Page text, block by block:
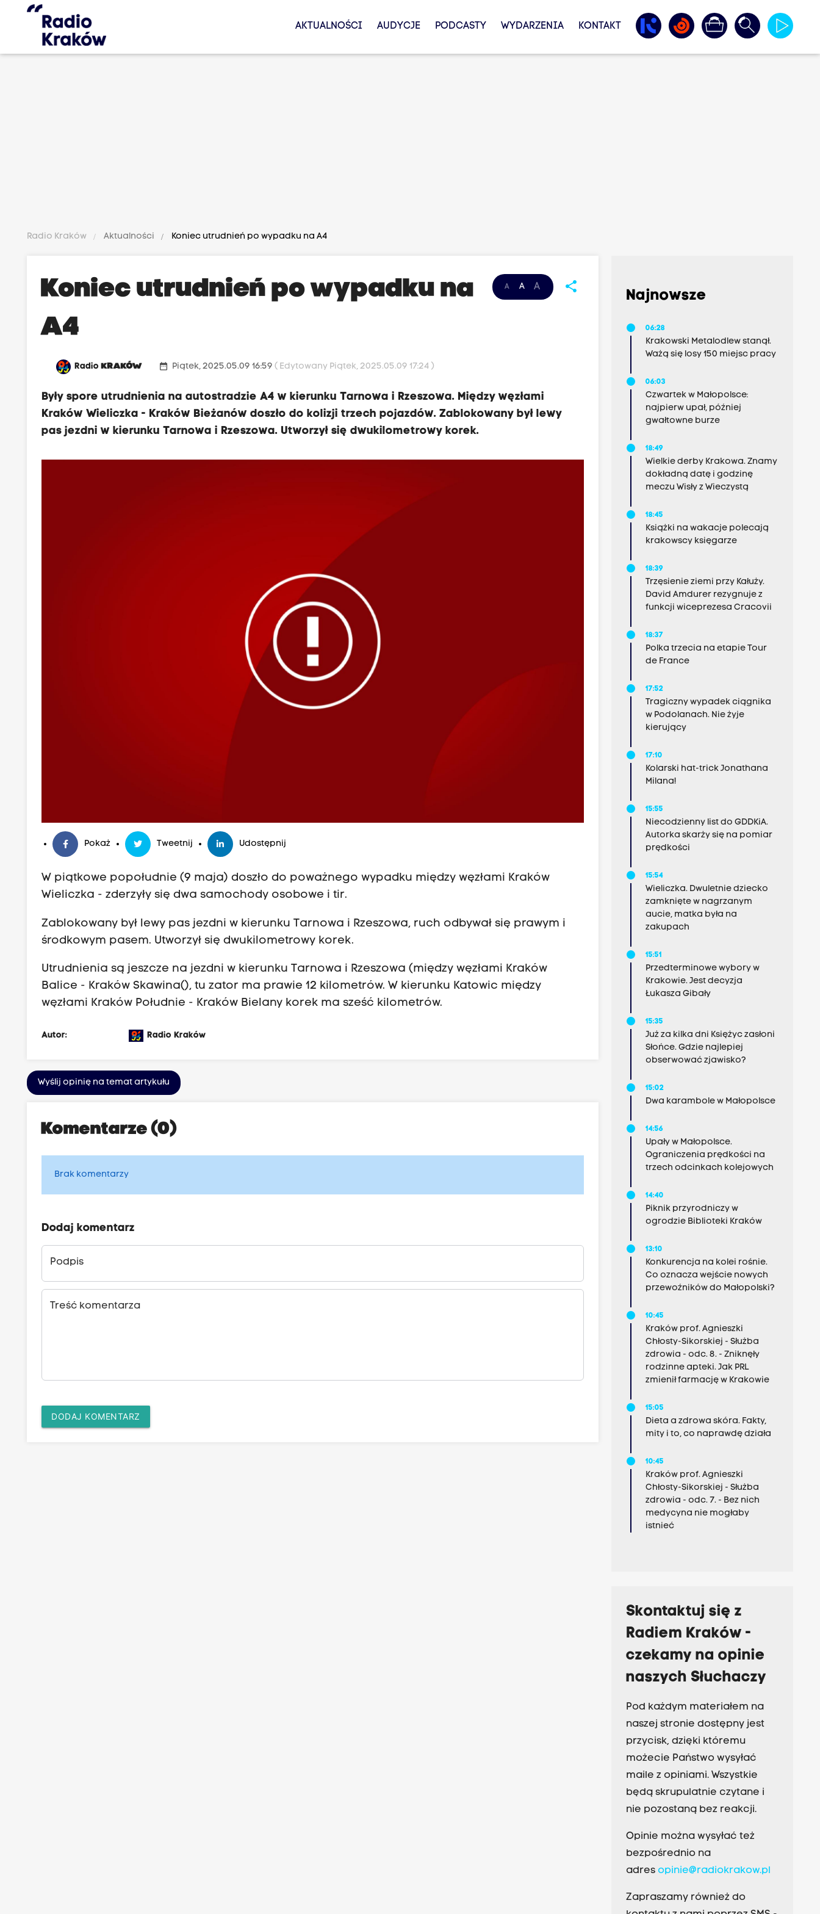
AKTUALNOŚCI AUDYCJE PODCASTY WYDARZENIA KONTAKT
Radio Kraków Aktualności Koniec utrudnień po wypadku na A4
A A A share
Koniec utrudnień po wypadku na
A4
RadioKRAKÓW date_range Piątek, 2025.05.09 16:59( Edytowany Piątek, 2025.05.09 17:24 )
Były spore utrudnienia na autostradzie A4 w kierunku Tarnowa i Rzeszowa. Między węzłami
Kraków Wieliczka - Kraków Bieżanów doszło do kolizji trzech pojazdów. Zablokowany był lewy
pas jezdni w kierunku Tarnowa i Rzeszowa. Utworzył się dwukilometrowy korek.
Pokaż Tweetnij Udostępnij
W piątkowe popołudnie (9 maja) doszło do poważnego wypadku między węzłami Kraków
Wieliczka - zderzyły się dwa samochody osobowe i tir.
Zablokowany był lewy pas jezdni w kierunku Tarnowa i Rzeszowa, ruch odbywał się prawym i
środkowym pasem. Utworzył się dwukilometrowy korek.
Utrudnienia są jeszcze na jezdni w kierunku Tarnowa i Rzeszowa (między węzłami Kraków
Balice - Kraków Skawina(), tu zator ma prawie 12 kilometrów. W kierunku Katowic między
węzłami Kraków Południe - Kraków Bielany korek ma sześć kilometrów.
Autor: Radio Kraków
Wyślij opinię na temat artykułu
Komentarze (0)
Brak komentarzy
Dodaj komentarz
Podpis
Treść komentarza
DODAJ KOMENTARZ
Najnowsze
06:28
Krakowski Metalodlew stanął.
Ważą się losy 150 miejsc pracy
06:03
Czwartek w Małopolsce:
najpierw upał, później
gwałtowne burze
18:49
Wielkie derby Krakowa. Znamy
dokładną datę i godzinę
meczu Wisły z Wieczystą
18:45
Książki na wakacje polecają
krakowscy księgarze
18:39
Trzęsienie ziemi przy Kałuży.
David Amdurer rezygnuje z
funkcji wiceprezesa Cracovii
18:37
Polka trzecia na etapie Tour
de France
17:52
Tragiczny wypadek ciągnika
w Podolanach. Nie żyje
kierujący
17:10
Kolarski hat-trick Jonathana
Milana!
15:55
Niecodzienny list do GDDKiA.
Autorka skarży się na pomiar
prędkości
15:54
Wieliczka. Dwuletnie dziecko
zamknięte w nagrzanym
aucie, matka była na
zakupach
15:51
Przedterminowe wybory w
Krakowie. Jest decyzja
Łukasza Gibały
15:35
Już za kilka dni Księżyc zasłoni
Słońce. Gdzie najlepiej
obserwować zjawisko?
15:02
Dwa karambole w Małopolsce
14:56
Upały w Małopolsce.
Ograniczenia prędkości na
trzech odcinkach kolejowych
14:40
Piknik przyrodniczy w
ogrodzie Biblioteki Kraków
13:10
Konkurencja na kolei rośnie.
Co oznacza wejście nowych
przewoźników do Małopolski?
10:45
Kraków prof. Agnieszki
Chłosty-Sikorskiej - Służba
zdrowia - odc. 8. - Zniknęły
rodzinne apteki. Jak PRL
zmienił farmację w Krakowie
15:05
Dieta a zdrowa skóra. Fakty,
mity i to, co naprawdę działa
10:45
Kraków prof. Agnieszki
Chłosty-Sikorskiej - Służba
zdrowia - odc. 7. - Bez nich
medycyna nie mogłaby
istnieć
Skontaktuj się z
Radiem Kraków -
czekamy na opinie
naszych Słuchaczy
Pod każdym materiałem na
naszej stronie dostępny jest
przycisk, dzięki któremu
możecie Państwo wysyłać
maile z opiniami. Wszystkie
będą skrupulatnie czytane i
nie pozostaną bez reakcji.
Opinie można wysyłać też
bezpośrednio na
adres opinie@radiokrakow.pl
Zapraszamy również do